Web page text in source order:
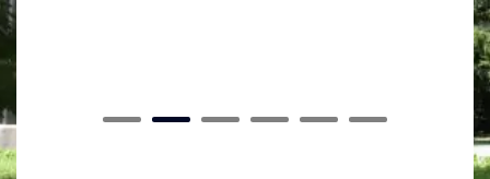
ou à l’avenir qui a besoin d’un